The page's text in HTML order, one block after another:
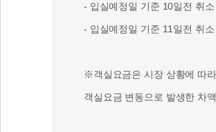
- 입실예정일 기준 10일전 취
- 입실예정일 기준 11일전 취
※객실요금은 시장 상황에 따
객실요금 변동으로 발생한 차